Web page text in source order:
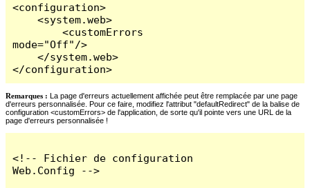
<configuration>
    <system.web>
        <customErrors
mode="Off"/>
    </system.web>
</configuration>
Remarques : La page d'erreurs actuellement affichée peut être remplacée par une page
d'erreurs personnalisée. Pour ce faire, modifiez l'attribut "defaultRedirect" de la balise de
configuration <customErrors> de l'application, de sorte qu'il pointe vers une URL de la
page d'erreurs personnalisée !
<!-- Fichier de configuration
Web.Config -->